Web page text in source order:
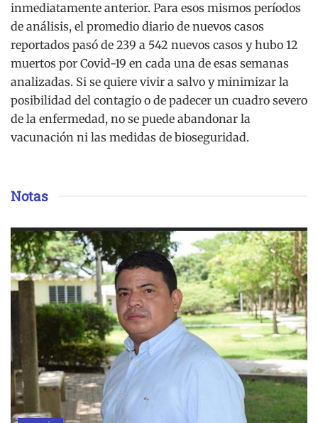
inmediatamente anterior. Para esos mismos períodos
de análisis, el promedio diario de nuevos casos
reportados pasó de 239 a 542 nuevos casos y hubo 12
muertos por Covid-19 en cada una de esas semanas
analizadas. Si se quiere vivir a salvo y minimizar la
posibilidad del contagio o de padecer un cuadro severo
de la enfermedad, no se puede abandonar la
vacunación ni las medidas de bioseguridad.
Notas